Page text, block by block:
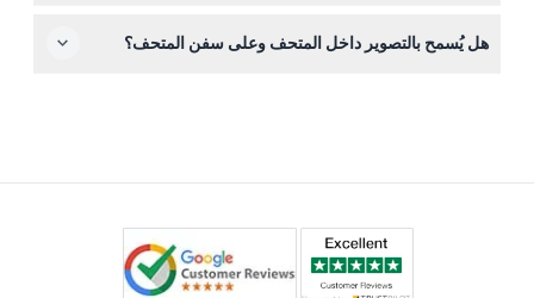
الدائمة، المعارض الخاصة، سفن المتحف، سطح مدمرة البحرية،
هل يُسمح بالتصوير داخل المتحف وعلى سفن المتحف؟